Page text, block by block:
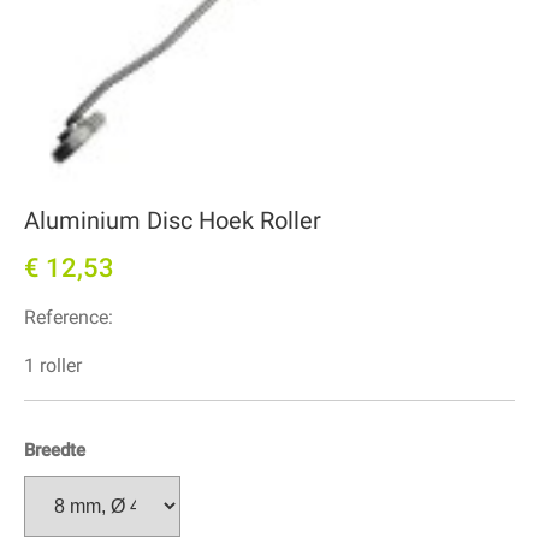
Aluminium Disc Hoek Roller
€ 12,53
Reference:
1 roller
Breedte